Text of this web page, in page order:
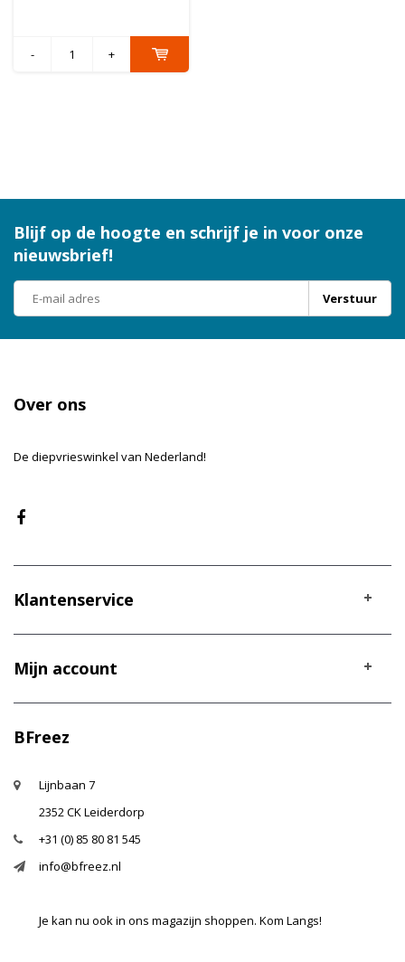
- +
Blijf op de hoogte en schrijf je in voor onze
nieuwsbrief!
Verstuur
Over ons
De diepvrieswinkel van Nederland!
Klantenservice
Mijn account
BFreez
Lijnbaan 7
2352 CK Leiderdorp
+31 (0) 85 80 81 545
info@bfreez.nl
Je kan nu ook in ons magazijn shoppen. Kom Langs!